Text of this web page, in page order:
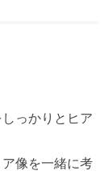
っかりとヒア
像を一緒に考